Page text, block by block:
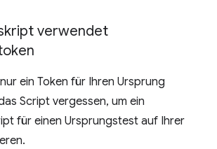
verwendet
ein Token für Ihren Ursprung
Script vergessen, um ein
für einen Ursprungstest auf Ihrer